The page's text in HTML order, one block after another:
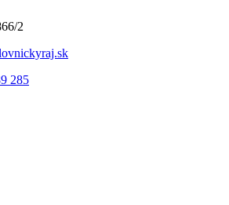
2
285